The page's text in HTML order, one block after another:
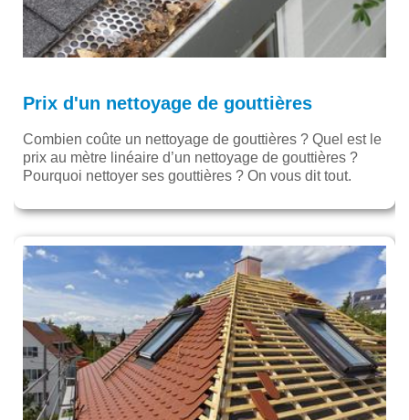
Prix d'un nettoyage de gouttières
Combien coûte un nettoyage de gouttières ? Quel est le
prix au mètre linéaire d’un nettoyage de gouttières ?
Pourquoi nettoyer ses gouttières ? On vous dit tout.